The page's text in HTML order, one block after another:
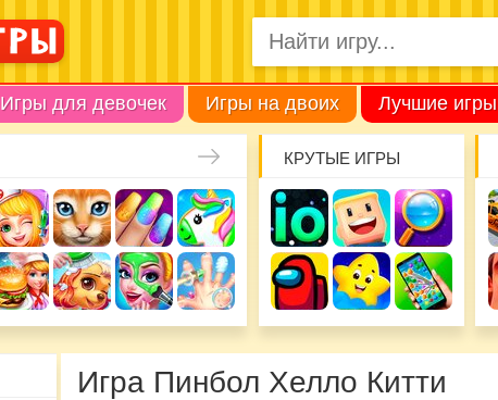
Игры для девочек Игры на двоих Лучшие игры
КРУТЫЕ ИГРЫ
Игра Пинбол Хелло Китти